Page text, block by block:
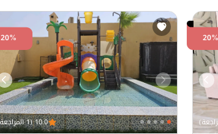
20%
10.0 (1 المراجعة)
20%